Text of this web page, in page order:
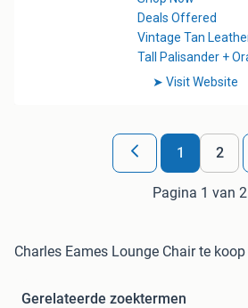
1 2
Pagina 1 van 2
Charles Eames Lounge Chair te koop
Gerelateerde zoektermen